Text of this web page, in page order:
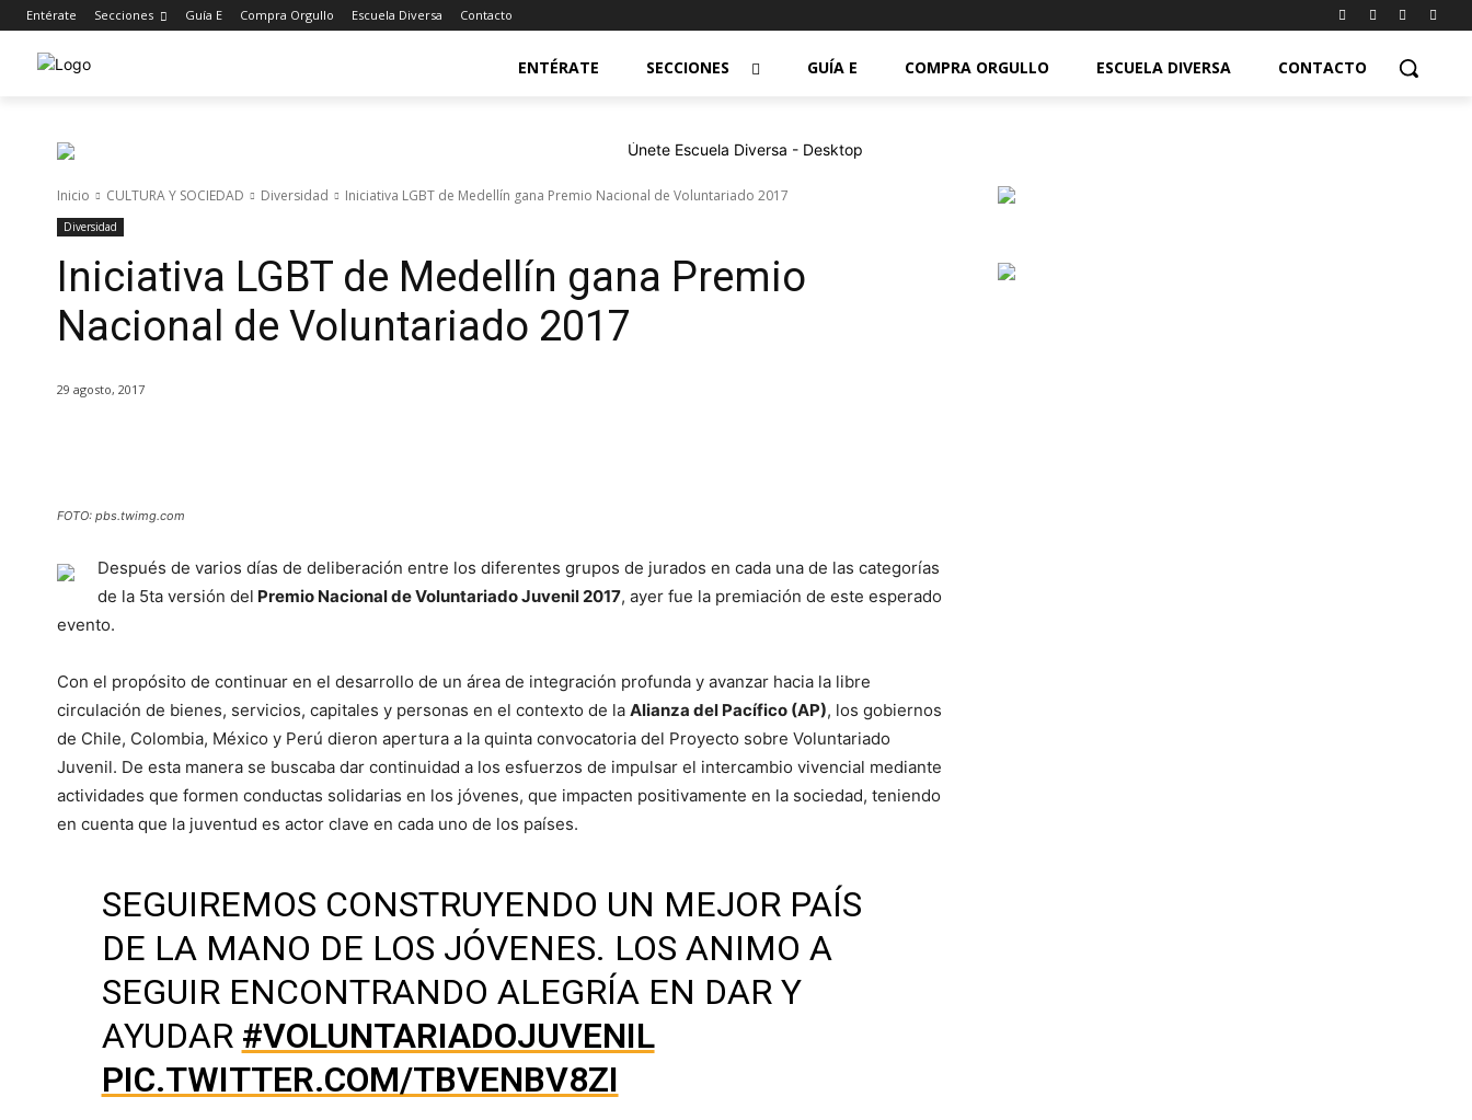
Entérate Secciones Guía E Compra Orgullo Escuela Diversa Contacto
ENTÉRATE SECCIONES GUÍA E COMPRA ORGULLO ESCUELA DIVERSA CONTACTO
Inicio CULTURA Y SOCIEDAD Diversidad Iniciativa LGBT de Medellín gana Premio Nacional de Voluntariado 2017
Diversidad
Iniciativa LGBT de Medellín gana Premio
Nacional de Voluntariado 2017
29 agosto, 2017
FOTO: pbs.twimg.com
Después de varios días de deliberación entre los diferentes grupos de jurados en cada una de las categorías
de la 5ta versión del Premio Nacional de Voluntariado Juvenil 2017, ayer fue la premiación de este esperado
evento.
Con el propósito de continuar en el desarrollo de un área de integración profunda y avanzar hacia la libre
circulación de bienes, servicios, capitales y personas en el contexto de la Alianza del Pacífico (AP), los gobiernos
de Chile, Colombia, México y Perú dieron apertura a la quinta convocatoria del Proyecto sobre Voluntariado
Juvenil. De esta manera se buscaba dar continuidad a los esfuerzos de impulsar el intercambio vivencial mediante
actividades que formen conductas solidarias en los jóvenes, que impacten positivamente en la sociedad, teniendo
en cuenta que la juventud es actor clave en cada uno de los países.
SEGUIREMOS CONSTRUYENDO UN MEJOR PAÍS
DE LA MANO DE LOS JÓVENES. LOS ANIMO A
SEGUIR ENCONTRANDO ALEGRÍA EN DAR Y
AYUDAR #VOLUNTARIADOJUVENIL
PIC.TWITTER.COM/TBVENBV8ZI